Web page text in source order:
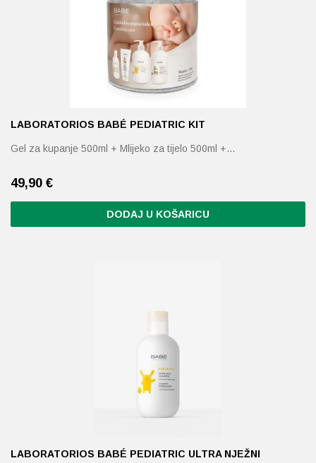
LABORATORIOS BABÉ PEDIATRIC KIT
Gel za kupanje 500ml + Mlijeko za tijelo 500ml +…
49,90 €
DODAJ U KOŠARICU
LABORATORIOS BABÉ PEDIATRIC ULTRA NJEŽNI